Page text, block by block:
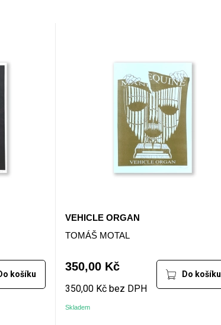
košíku
VEHICLE ORGAN
TOMÁŠ MOTAL
350,00 Kč
350,00 Kč bez DPH
Skladem
Do košíku